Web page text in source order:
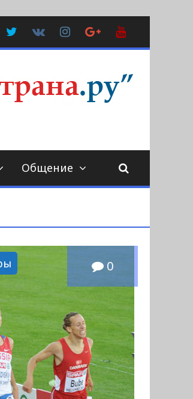
FacebookTwitter
Контакте
Instagram
Google
Plus
Общение
0